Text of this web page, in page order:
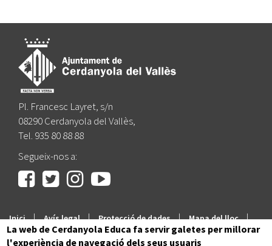
Pl. Francesc Layret, s/n
08290 Cerdanyola del Vallès,
Tel. 935 80 88 88
Segueix-nos a:
Inici | Avís legal | Protecció de dades | Mapa del lloc |
Accessibilitat
La web de Cerdanyola Educa fa servir galetes per millorar
l'experiència de navegació dels seus usuaris